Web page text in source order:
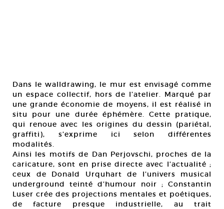
Dans le walldrawing, le mur est envisagé comme
un espace collectif, hors de l’atelier. Marqué par
une grande économie de moyens, il est réalisé in
situ pour une durée éphémère. Cette pratique,
qui renoue avec les origines du dessin (pariétal,
graffiti), s’exprime ici selon différentes
modalités.
Ainsi les motifs de Dan Perjovschi, proches de la
caricature, sont en prise directe avec l’actualité ;
ceux de Donald Urquhart de l’univers musical
underground teinté d’humour noir ; Constantin
Luser crée des projections mentales et poétiques,
de facture presque industrielle, au trait